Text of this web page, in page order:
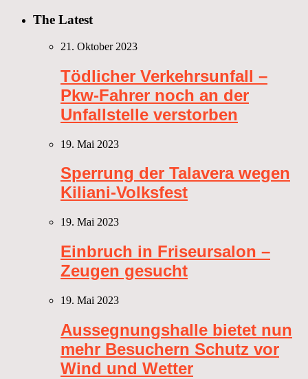
The Latest
21. Oktober 2023
Tödlicher Verkehrsunfall –
Pkw-Fahrer noch an der
Unfallstelle verstorben
19. Mai 2023
Sperrung der Talavera wegen
Kiliani-Volksfest
19. Mai 2023
Einbruch in Friseursalon –
Zeugen gesucht
19. Mai 2023
Aussegnungshalle bietet nun
mehr Besuchern Schutz vor
Wind und Wetter